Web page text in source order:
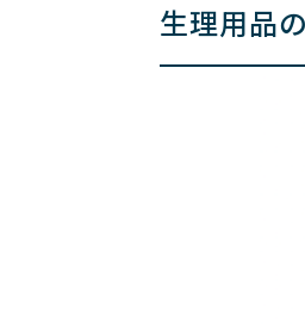
生理用品